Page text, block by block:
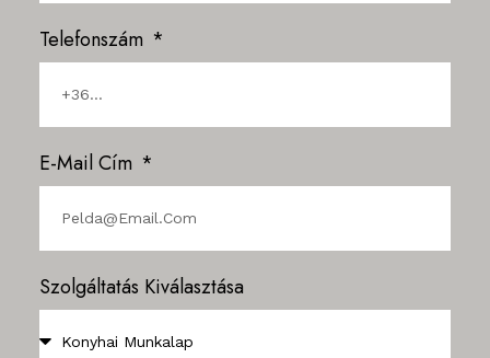
Telefonszám
E-Mail Cím
Szolgáltatás Kiválasztása